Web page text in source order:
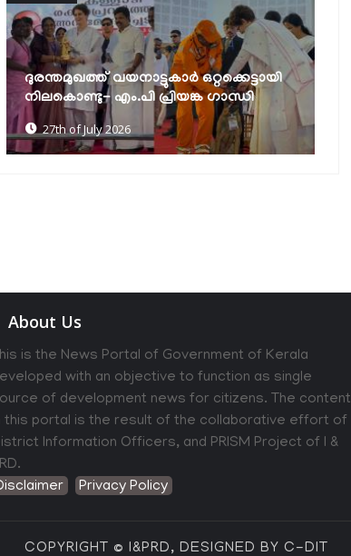
കനിപ്പന്തൽ പദ്ധതിക്ക്
സംസ്ഥാനതലത്തിൽ തുടക്കമായി
18th of July 2026
About Us
is the News Portal of Government of Kerala
with an objective to function as single
of development news for citizens. The content
this portal is the result of the collaborative effort of
Information Officers, and PRISM Project of I &
Privacy Policy
COPYRIGHT © I&PRD, DESIGNED BY C-DIT